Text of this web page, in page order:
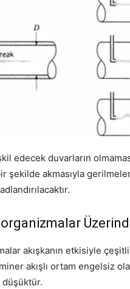
edecek duvarların
şekilde akmasıyla
akışkanın etkisiyle
akışlı ortam engelsiz
düşüktür.